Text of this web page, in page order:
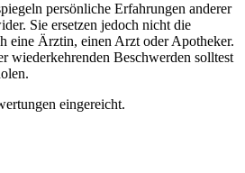
persönliche Erfahrungen anderer
Sie ersetzen jedoch nicht die
eine Ärztin, einen Arzt oder Apotheker.
wiederkehrenden Beschwerden solltest
eingereicht.